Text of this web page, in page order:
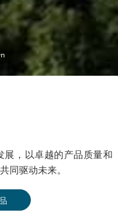
，以卓越的产品质量和
同驱动未来。